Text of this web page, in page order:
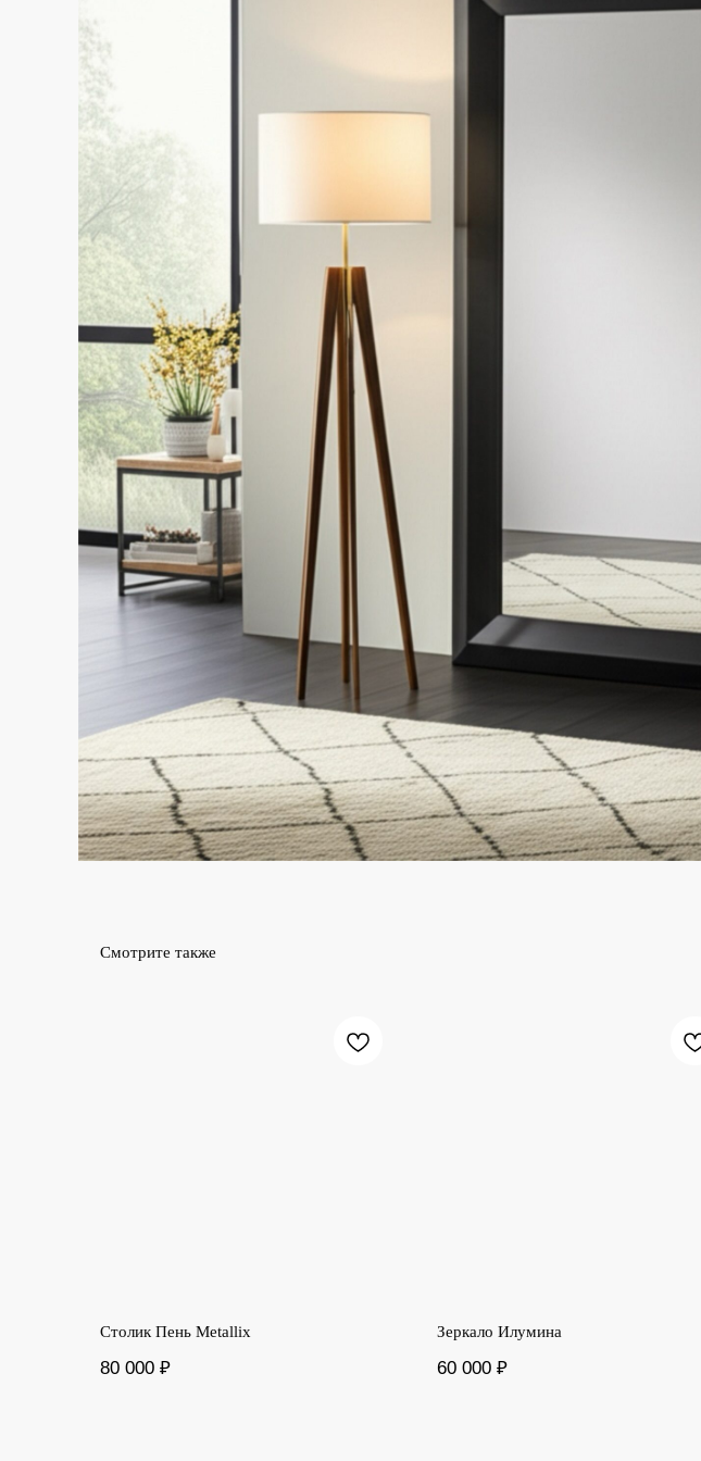
Смотрите также
Столик Пень Metallix
80 000 ₽
Зеркало Илумина
60 000 ₽